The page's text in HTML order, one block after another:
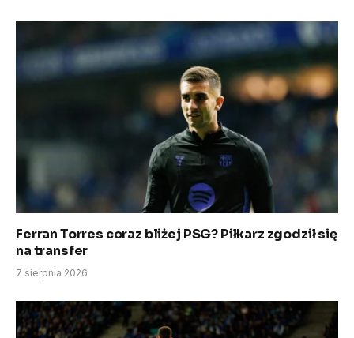
Ferran Torres coraz bliżej PSG? Piłkarz zgodził się
na transfer
7 sierpnia 2026